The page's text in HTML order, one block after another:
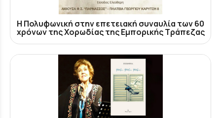
Η Πολυφωνική στην επετειακή συναυλία των 60
χρόνων της Χορωδίας της Εμπορικής Τράπεζας